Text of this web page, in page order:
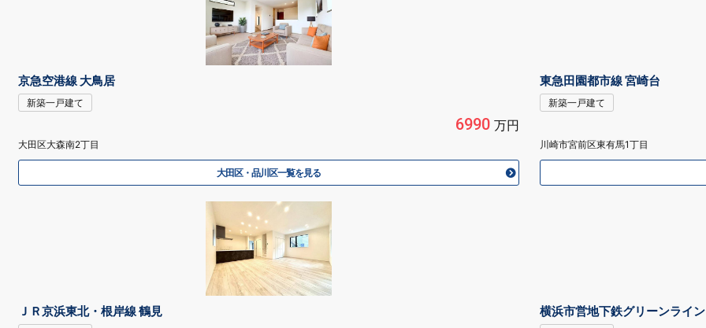
京急空港線 大鳥居
新築一戸建て
6990万円
大田区大森南2丁目
大田区・品川区一覧を見る
東急田園都市線 宮崎台
新築一戸建て
川崎市宮前区東有馬1丁目
ＪＲ京浜東北・根岸線 鶴見 横浜市営地下鉄グリーンライ